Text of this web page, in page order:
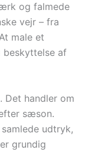
og falmede
vejr – fra
male et
beskyttelse af
Det handler om
sæson.
udtryk,
grundig